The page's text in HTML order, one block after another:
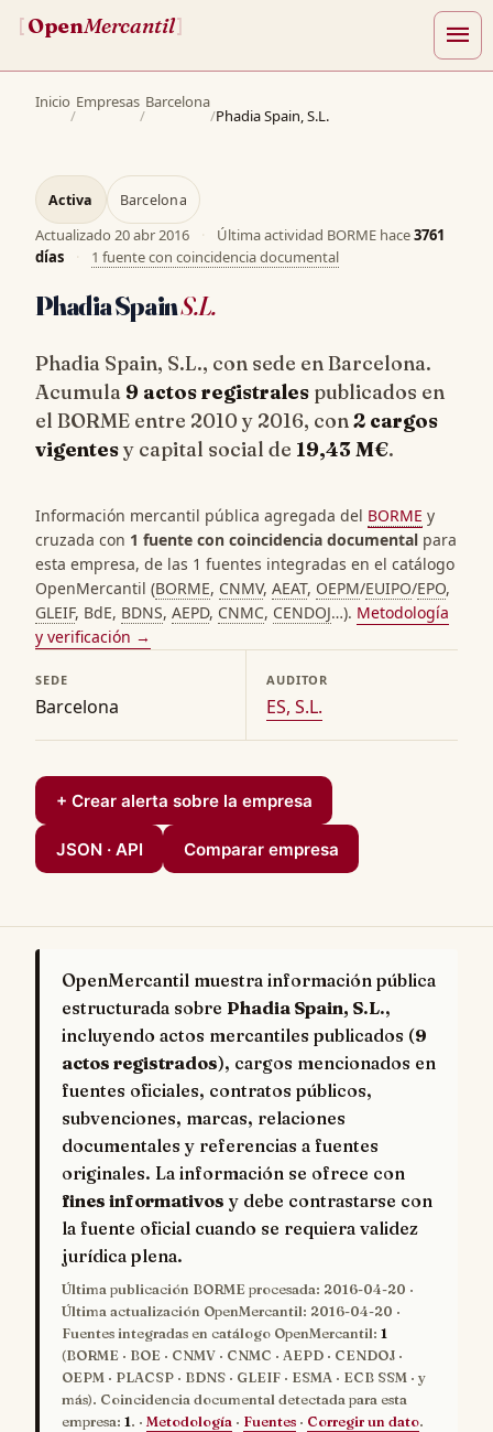
[OpenMercantil] menu
Inicio
/
Empresas
/
Barcelona
/Phadia Spain, S.L.
Activa Barcelona
Actualizado 20 abr 2016 · Última actividad BORME hace3761
días
· 1 fuente con coincidencia documental
Phadia SpainS.L.
Phadia Spain, S.L., con sede en Barcelona.
Acumula 9 actos registrales publicados en
el BORME entre 2010 y 2016, con2 cargos
vigentesy capital social de 19,43 M€.
Información mercantil pública agregada del BORME y
cruzada con 1 fuente con coincidencia documental para
esta empresa, de las 1 fuentes integradas en el catálogo
OpenMercantil (BORME, CNMV, AEAT, OEPM/EUIPO/EPO,
GLEIF, BdE, BDNS, AEPD, CNMC, CENDOJ…). Metodología
y verificación →
SEDE
Barcelona
AUDITOR
ES, S.L.
+ Crear alerta sobre la empresa
JSON · API Comparar empresa
OpenMercantil muestra información pública
estructurada sobre Phadia Spain, S.L.,
incluyendo actos mercantiles publicados (9
actos registrados), cargos mencionados en
fuentes oficiales, contratos públicos,
subvenciones, marcas, relaciones
documentales y referencias a fuentes
originales. La información se ofrece con
fines informativos y debe contrastarse con
la fuente oficial cuando se requiera validez
jurídica plena.
Última publicación BORME procesada: 2016-04-20 ·
Última actualización OpenMercantil: 2016-04-20 ·
Fuentes integradas en catálogo OpenMercantil: 1
(BORME · BOE · CNMV · CNMC · AEPD · CENDOJ ·
OEPM · PLACSP · BDNS · GLEIF · ESMA · ECB SSM · y
más). Coincidencia documental detectada para esta
empresa: 1. · Metodología · Fuentes · Corregir un dato.